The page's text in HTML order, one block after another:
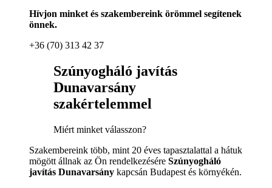
Hívjon minket és szakembereink örömmel segítenek
önnek.
+36 (70) 313 42 37
Szúnyogháló javítás
Dunavarsány
szakértelemmel
Miért minket válasszon?
Szakembereink több, mint 20 éves tapasztalattal a hátuk
mögött állnak az Ön rendelkezésére Szúnyogháló
javítás Dunavarsány kapcsán Budapest és környékén.